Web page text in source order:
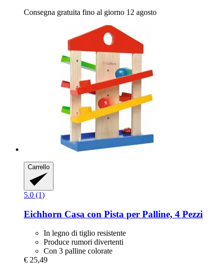
Consegna gratuita fino al giorno 12 agosto
Carrello
5.0 (1)
Eichhorn Casa con Pista per Palline, 4 Pezzi
In legno di tiglio resistente
Produce rumori divertenti
Con 3 palline colorate
€ 25,49